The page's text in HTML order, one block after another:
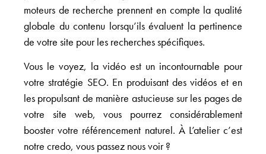
moteurs de recherche prennent en compte la qualité
globale du contenu lorsqu’ils évaluent la pertinence
de votre site pour les recherches spécifiques.
Vous le voyez, la vidéo est un incontournable pour
votre stratégie SEO. En produisant des vidéos et en
les propulsant de manière astucieuse sur les pages de
votre site web, vous pourrez considérablement
booster votre référencement naturel. À L’atelier c’est
notre credo, vous passez nous voir ?